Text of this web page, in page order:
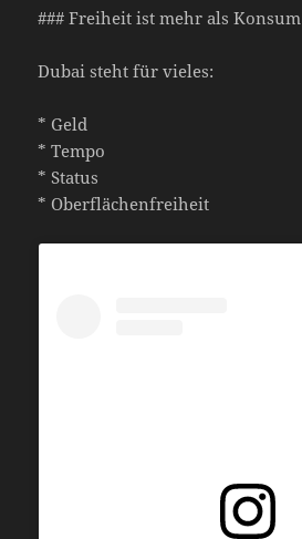
### Freiheit ist mehr als Konsum
Dubai steht für vieles:
* Geld
* Tempo
* Status
* Oberflächenfreiheit